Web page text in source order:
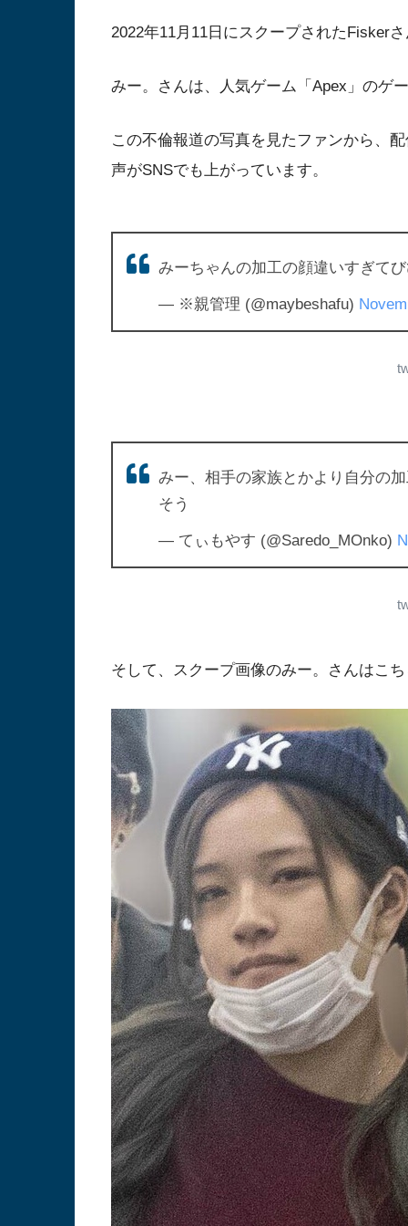
2022年11月11日にスクープされたFisker
みー。さんは、人気ゲーム「Apex」のゲ
この不倫報道の写真を見たファンから、
声がSNSでも上がっています。
みーちゃんの加工の顔違いすぎて
— ※親管理 (@maybeshafu)
みー、相手の家族とかより自分の
そう
— てぃもやす (@Saredo_MOnko)
そして、スクープ画像のみー。さんはこ